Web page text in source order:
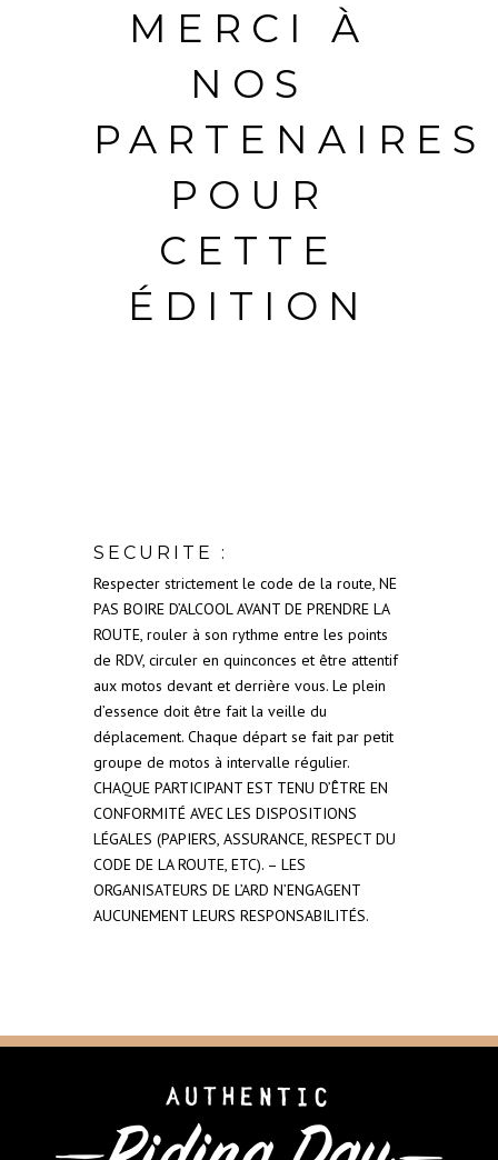
MERCI À
NOS
PARTENAIRES
POUR
CETTE
ÉDITION
SECURITE :
Respecter strictement le code de la route, NE
PAS BOIRE D’ALCOOL AVANT DE PRENDRE LA
ROUTE, rouler à son rythme entre les points
de RDV, circuler en quinconces et être attentif
aux motos devant et derrière vous. Le plein
d’essence doit être fait la veille du
déplacement. Chaque départ se fait par petit
groupe de motos à intervalle régulier.
CHAQUE PARTICIPANT EST TENU D’ÊTRE EN
CONFORMITÉ AVEC LES DISPOSITIONS
LÉGALES (PAPIERS, ASSURANCE, RESPECT DU
CODE DE LA ROUTE, ETC). – LES
ORGANISATEURS DE L’ARD N’ENGAGENT
AUCUNEMENT LEURS RESPONSABILITÉS.